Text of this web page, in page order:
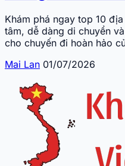
Khám phá ngay top 10
tâm, dễ dàng di chuyển
cho chuyến đi hoàn hảo
Mai Lan 01/07/2026